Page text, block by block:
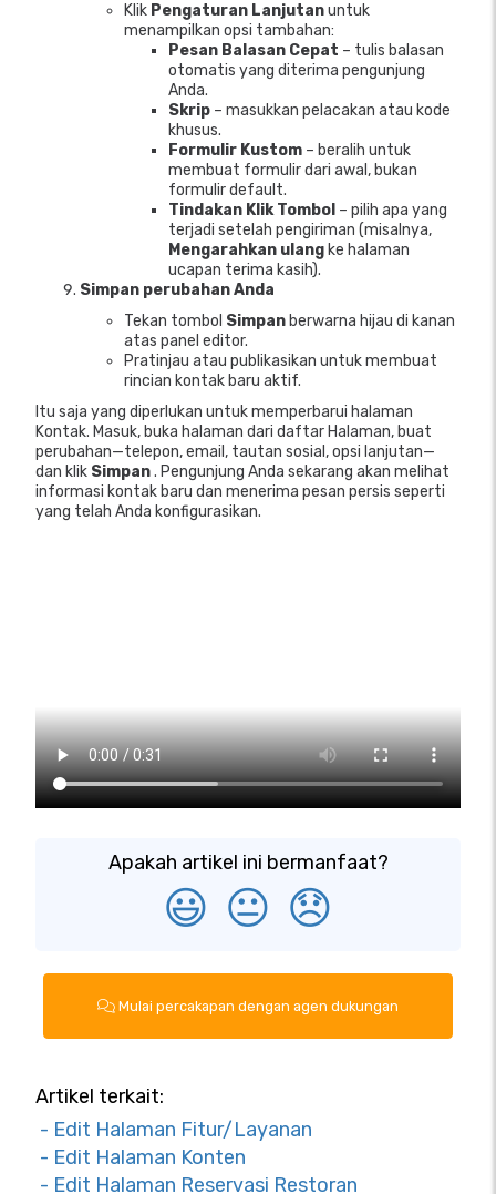
Klik Pengaturan Lanjutanuntuk
menampilkan opsi tambahan:
Pesan Balasan Cepat – tulis balasan
otomatis yang diterima pengunjung
Anda.
Skrip – masukkan pelacakan atau kode
khusus.
Formulir Kustom – beralih untuk
membuat formulir dari awal, bukan
formulir default.
Tindakan Klik Tombol – pilih apa yang
terjadi setelah pengiriman (misalnya,
Mengarahkan ulang ke halaman
ucapan terima kasih).
Simpan perubahan Anda
Tekan tombol Simpan berwarna hijau di kanan
atas panel editor.
Pratinjau atau publikasikan untuk membuat
rincian kontak baru aktif.
Itu saja yang diperlukan untuk memperbarui halaman
Kontak. Masuk, buka halaman dari daftar Halaman, buat
perubahan—telepon, email, tautan sosial, opsi lanjutan—
dan klik Simpan. Pengunjung Anda sekarang akan melihat
informasi kontak baru dan menerima pesan persis seperti
yang telah Anda konfigurasikan.
Apakah artikel ini bermanfaat?
😃 😐 😞
Mulai percakapan dengan agen dukungan
Artikel terkait:
- Edit Halaman Fitur/Layanan
- Edit Halaman Konten
- Edit Halaman Reservasi Restoran